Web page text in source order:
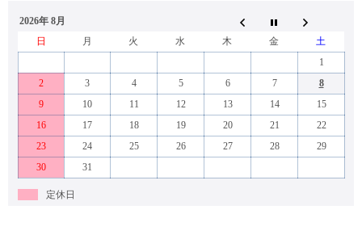
2026年 8月
日
月 火 水 木 金
土
1
2
3 4 5 6 7
8
9
10 11 12 13 14
15
16
17 18 19 20 21
22
23
24 25 26 27 28
29
30
31
定休日